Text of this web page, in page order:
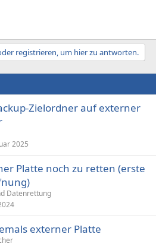
registrieren, um hier zu antworten.
Zielordner auf externer
2025
Platte noch zu retten (erste
Datenrettung
externer Platte